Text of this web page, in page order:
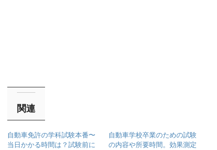
関連
自動車免許の学科試験本番〜
当日かかる時間は？試験前に
自動車学校卒業のための試験
の内容や所要時間。効果測定